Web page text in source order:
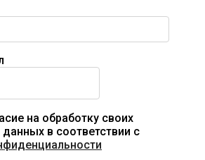
на обработку своих
в соответствии с